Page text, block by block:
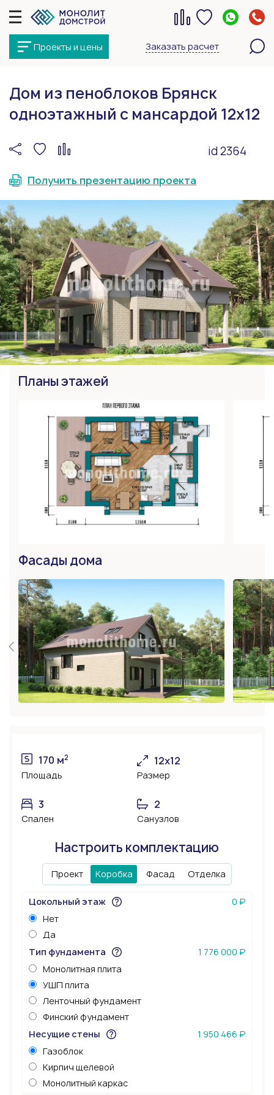
Проекты и цены Заказать расчет
Дом из пеноблоков Брянск
одноэтажный с мансардой 12х12
id 2364
Получить презентацию проекта
Планы этажей
Фасады дома
170 м2
Площадь
12х12
Размер
3
Спален
2
Санузлов
Настроить комплектацию
Проект Коробка Фасад Отделка
Цокольный этаж
0 ₽
Нет
Да
Тип фундамента
1 776 000 ₽
Монолитная плита
УШП плита
Ленточный фундамент
Финский фундамент
Несущие стены
1 950 466 ₽
Газоблок
Кирпич щелевой
Монолитный каркас